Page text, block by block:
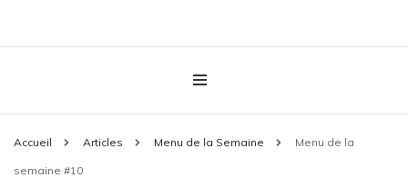
Accueil Articles Menu de la Semaine Menu de la
semaine #10